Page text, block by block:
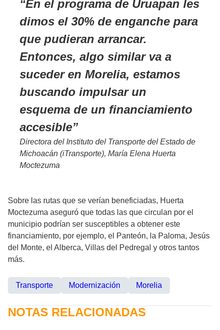
En el programa de Uruapan les
dimos el 30% de enganche para
que pudieran arrancar.
Entonces, algo similar va a
suceder en Morelia, estamos
buscando impulsar un
esquema de un financiamiento
accesible
Directora del Instituto del Transporte del Estado de
Michoacán (iTransporte), María Elena Huerta
Moctezuma
Sobre las rutas que se verían beneficiadas, Huerta
Moctezuma aseguró que todas las que circulan por el
municipio podrían ser susceptibles a obtener este
financiamiento, por ejemplo, el Panteón, la Paloma, Jesús
del Monte, el Alberca, Villas del Pedregal y otros tantos
más.
Transporte Modernización Morelia
NOTAS RELACIONADAS